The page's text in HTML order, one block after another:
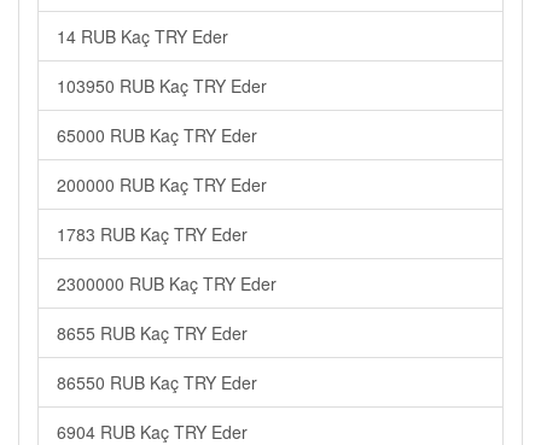
14 RUB Kaç TRY Eder
103950 RUB Kaç TRY Eder
65000 RUB Kaç TRY Eder
200000 RUB Kaç TRY Eder
1783 RUB Kaç TRY Eder
2300000 RUB Kaç TRY Eder
8655 RUB Kaç TRY Eder
86550 RUB Kaç TRY Eder
6904 RUB Kaç TRY Eder